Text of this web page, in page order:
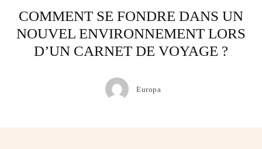
COMMENT SE FONDRE DANS UN
NOUVEL ENVIRONNEMENT LORS
D’UN CARNET DE VOYAGE ?
Europa